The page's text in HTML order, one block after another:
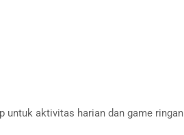
untuk aktivitas harian dan game ringan